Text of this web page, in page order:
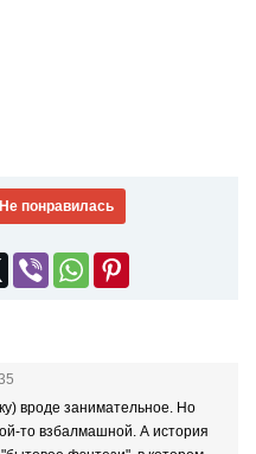
Не понравилась
вроде занимательное. Но
то взбалмашной. А история